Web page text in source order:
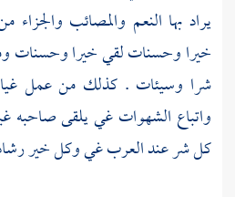
يراد بها النعم والمصائب
خيرا وحسنات لقي خيرا وحسنات
شرا وسيئات . كذلك من عمل غيا
واتباع الشهوات غي يلقى صاحبه
كل شر عندالعربغي وكل خير